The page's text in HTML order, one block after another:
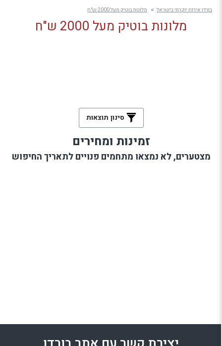
בורדו אירוח יוקרתי בישראל מלונות בוטיק מעל 2000 ש"ח
מלונות בוטיק מעל 2000 ש"ח
סינון תוצאות
זמינות ומחירים
מצטערים, לא נמצאו מתחמים פנויים לתאריך החיפוש